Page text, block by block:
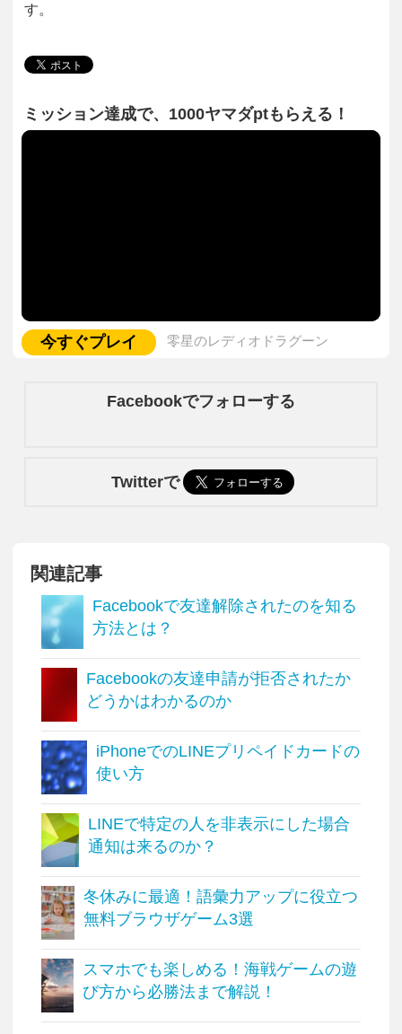
す。
ミッション達成で、1000ヤマダptもらえる！
今すぐプレイ 零星のレディオドラグーン
Facebookでフォローする
Twitterで
関連記事
Facebookで友達解除されたのを知る
方法とは？
Facebookの友達申請が拒否されたか
どうかはわかるのか
iPhoneでのLINEプリペイドカードの
使い方
LINEで特定の人を非表示にした場合
通知は来るのか？
冬休みに最適！語彙力アップに役立つ
無料ブラウザゲーム3選
スマホでも楽しめる！海戦ゲームの遊
び方から必勝法まで解説！